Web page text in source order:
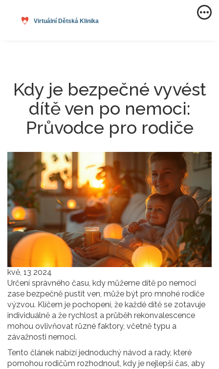
Kdy je bezpečné vyvést
dítě ven po nemoci:
Průvodce pro rodiče
kvě, 13 2024
Určení správného času, kdy můžeme dítě po nemoci
zase bezpečně pustit ven, může být pro mnohé rodiče
výzvou. Klíčem je pochopení, že každé dítě se zotavuje
individuálně a že rychlost a průběh rekonvalescence
mohou ovlivňovat různé faktory, včetně typu a
závažnosti nemoci.
Tento článek nabízí jednoduchý návod a rady, které
pomohou rodičům rozhodnout, kdy je nejlepší čas, aby